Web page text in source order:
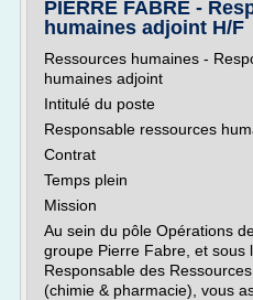
PIERRE FABRE -
humaines adjoint H/F
Ressources humaines -
humaines adjoint
Intitulé du poste
Responsable ressources
Contrat
Temps plein
Mission
Au sein du pôle Opérations
groupe Pierre Fabre, et sous
Responsable des
(chimie & pharmacie), vous